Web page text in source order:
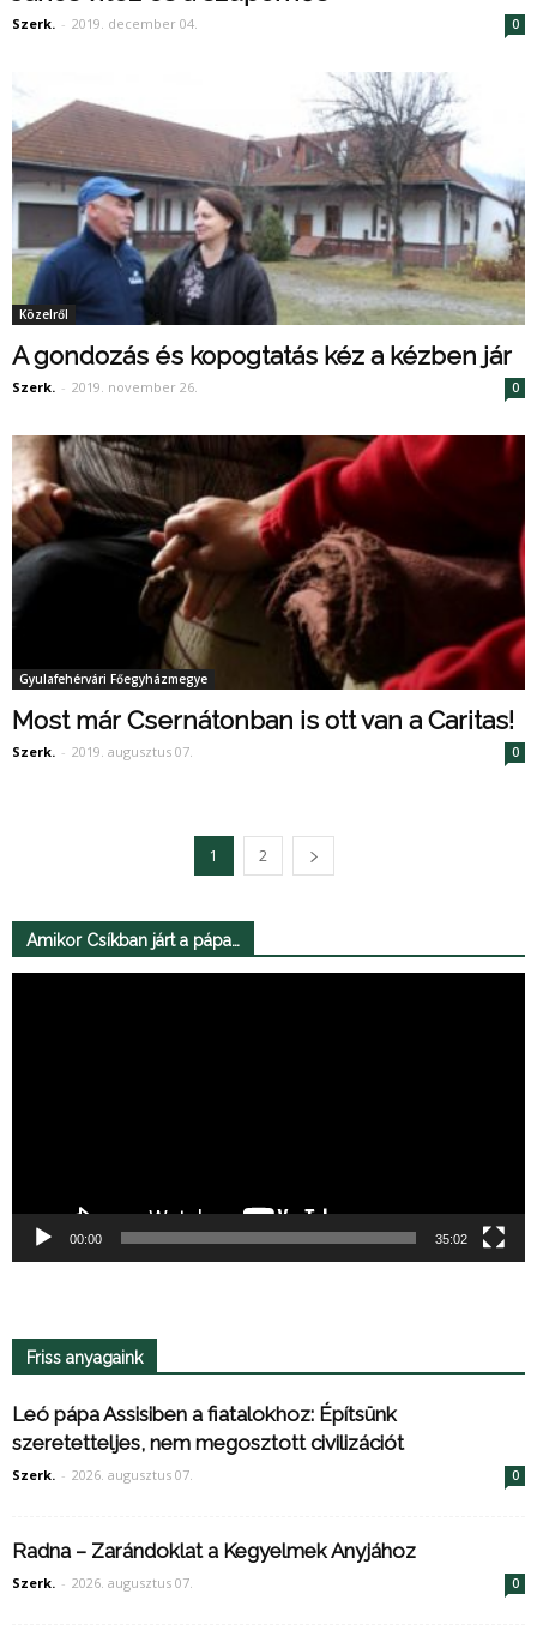
Szerk. - 2019. december 04. 0
Közelről
A gondozás és kopogtatás kéz a kézben jár
Szerk. - 2019. november 26. 0
Gyulafehérvári Főegyházmegye
Most már Csernátonban is ott van a Caritas!
Szerk. - 2019. augusztus 07. 0
1 2
Amikor Csíkban járt a pápa…
00:00 35:02
Friss anyagaink
Leó pápa Assisiben a fiatalokhoz: Építsünk
szeretetteljes, nem megosztott civilizációt
Szerk. - 2026. augusztus 07. 0
Radna – Zarándoklat a Kegyelmek Anyjához
Szerk. - 2026. augusztus 07. 0